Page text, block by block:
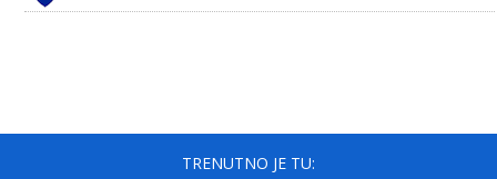
TRENUTNO JE TU: